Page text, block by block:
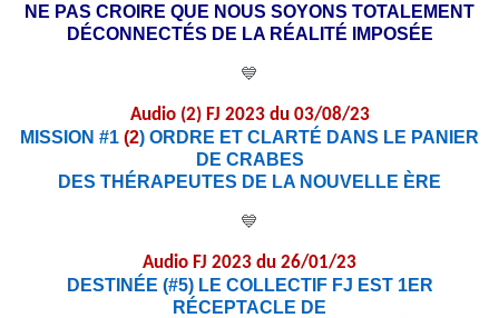
NE PAS CROIRE QUE NOUS SOYONS TOTALEMENT
DÉCONNECTÉS DE LA RÉALITÉ IMPOSÉE
💙
Audio (2) FJ 2023 du 03/08/23
MISSION #1 (2) ORDRE ET CLARTÉ DANS LE PANIER
DE CRABES
DES THÉRAPEUTES DE LA NOUVELLE ÈRE
💙
Audio FJ 2023 du 26/01/23
DESTINÉE (#5) LE COLLECTIF FJ EST 1ER
RÉCEPTACLE DE